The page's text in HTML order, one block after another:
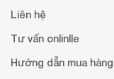
Liên hệ
Tư vấn onlinlle
Hướng dẫn mua hàng